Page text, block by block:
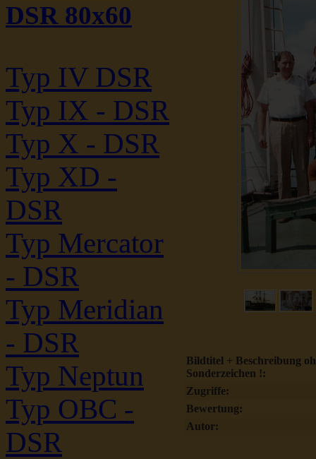
DSR 80x60
Typ IV DSR
Typ IX - DSR
Typ X - DSR
Typ XD -
DSR
Typ Mercator
- DSR
Typ Meridian
- DSR
Typ Neptun
Typ OBC -
DSR
Bildtitel + Beschreibung
Sonderzeichen !:
Zugriffe:
Bewertung:
Autor: